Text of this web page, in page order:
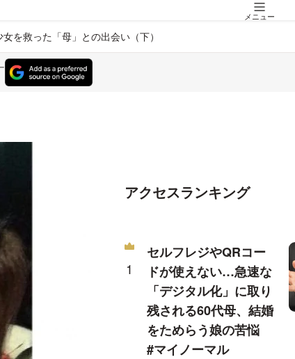
メニュー
を救った「母」との出会い（下）
アクセスランキング
セルフレジやQRコー
ドが使えない…急速な
「デジタル化」に取り
残される60代母、結婚
をためらう娘の苦悩
#マイノーマル